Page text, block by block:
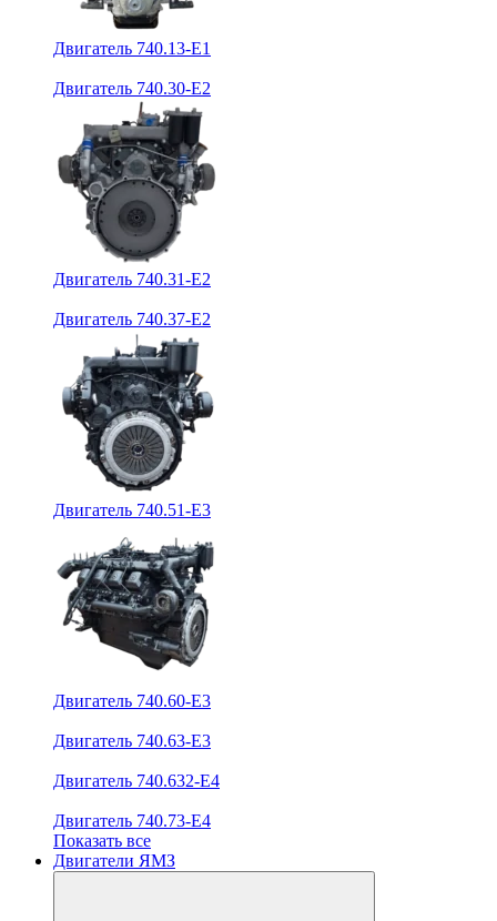
Двигатель 740.13-E1
Двигатель 740.30-E2
Двигатель 740.31-E2
Двигатель 740.37-E2
Двигатель 740.51-E3
Двигатель 740.60-E3
Двигатель 740.63-E3
Двигатель 740.632-E4
Двигатель 740.73-E4
Показать все
Двигатели ЯМЗ